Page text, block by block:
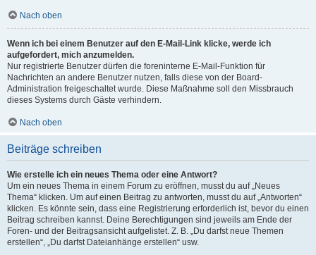
Nach oben
Wenn ich bei einem Benutzer auf den E-Mail-Link klicke, werde ich
aufgefordert, mich anzumelden.
Nur registrierte Benutzer dürfen die foreninterne E-Mail-Funktion für
Nachrichten an andere Benutzer nutzen, falls diese von der Board-
Administration freigeschaltet wurde. Diese Maßnahme soll den Missbrauch
dieses Systems durch Gäste verhindern.
Nach oben
Beiträge schreiben
Wie erstelle ich ein neues Thema oder eine Antwort?
Um ein neues Thema in einem Forum zu eröffnen, musst du auf „Neues
Thema“ klicken. Um auf einen Beitrag zu antworten, musst du auf „Antworten“
klicken. Es könnte sein, dass eine Registrierung erforderlich ist, bevor du einen
Beitrag schreiben kannst. Deine Berechtigungen sind jeweils am Ende der
Foren- und der Beitragsansicht aufgelistet. Z. B. „Du darfst neue Themen
erstellen“, „Du darfst Dateianhänge erstellen“ usw.